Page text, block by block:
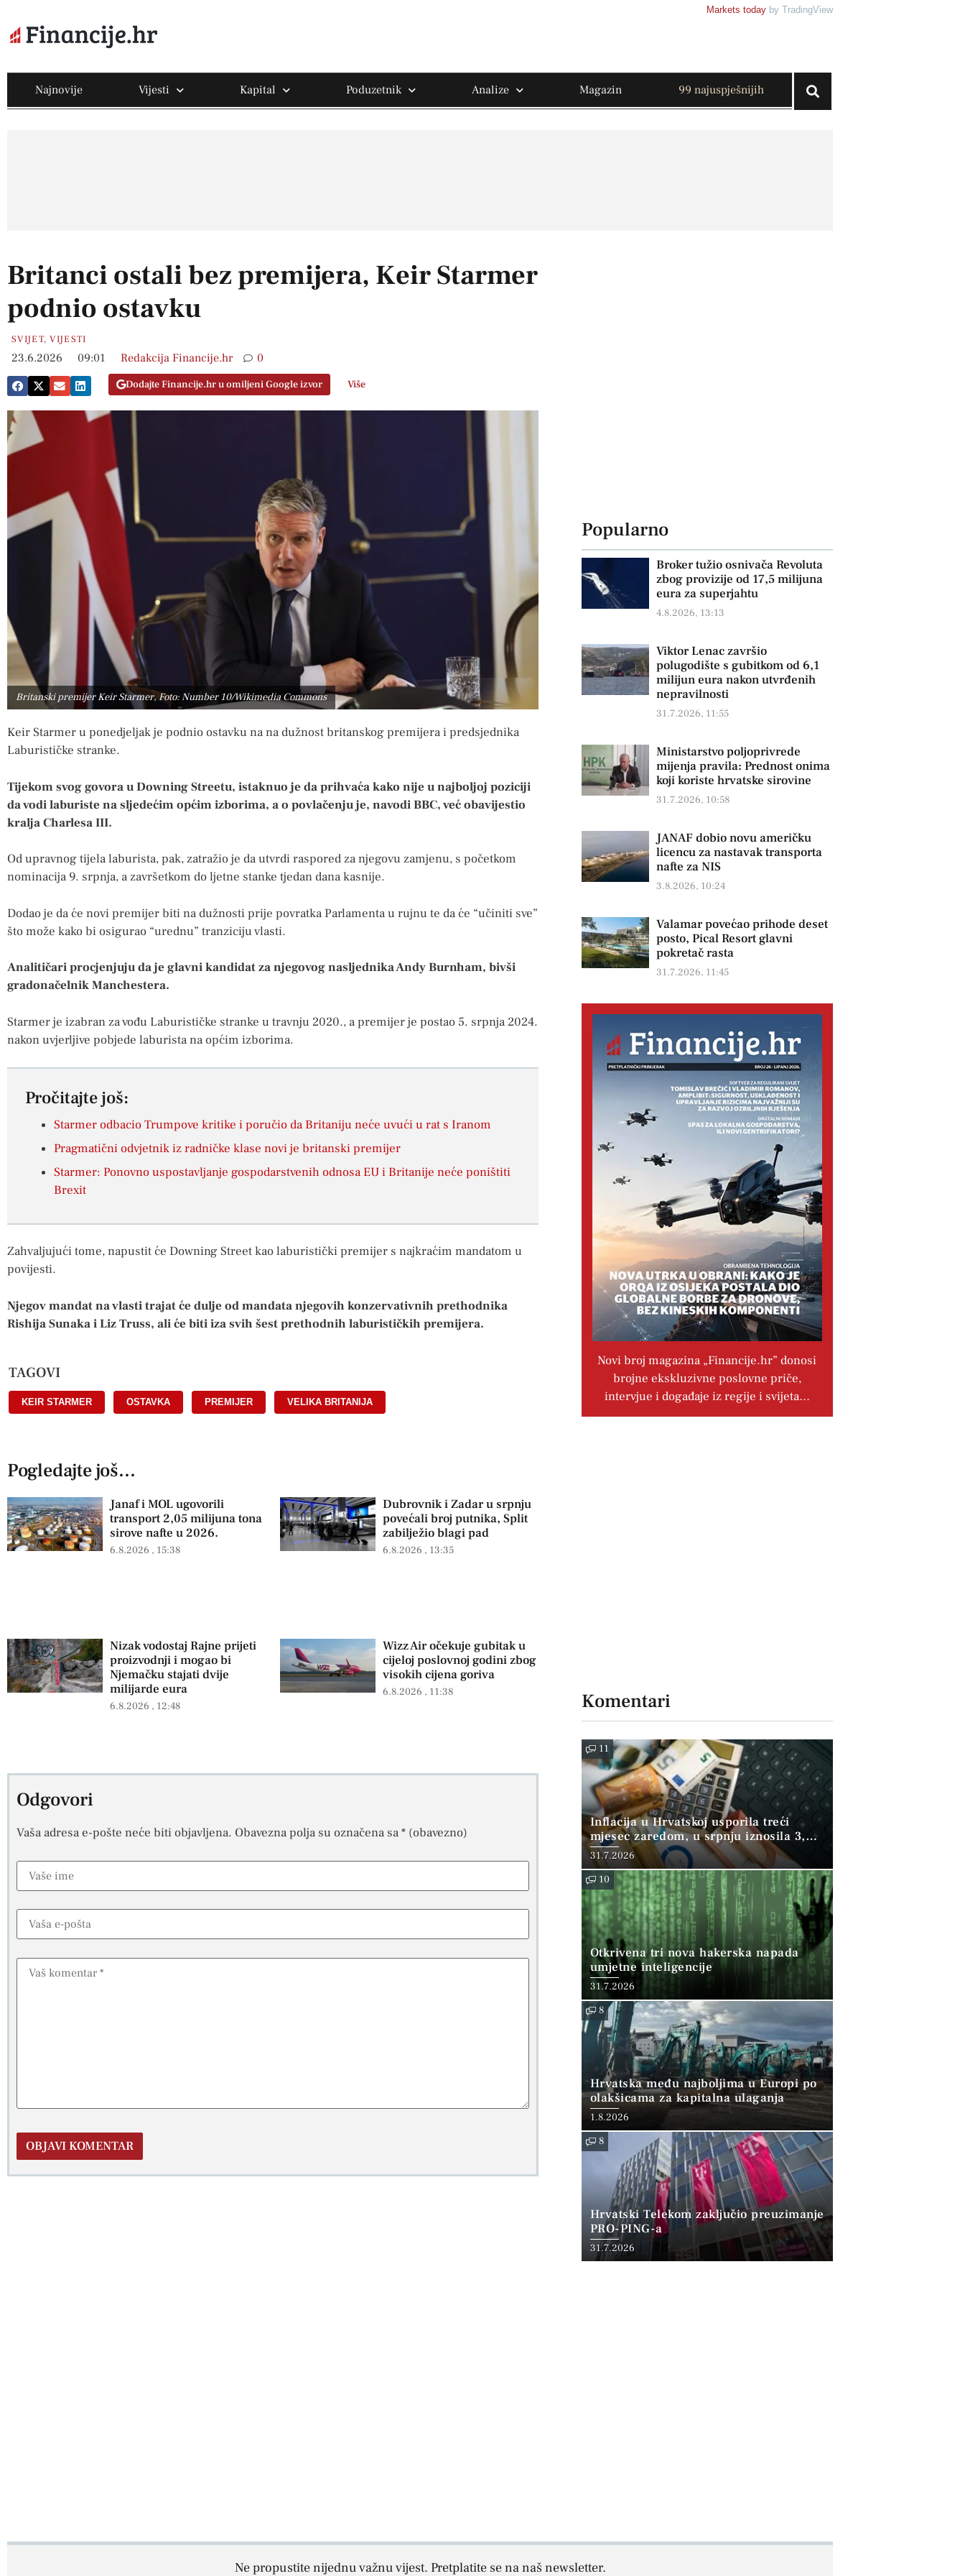
Markets today by TradingView
Najnovije Vijesti Kapital Poduzetnik Analize Magazin 99 najuspješnijih
Britanci ostali bez premijera, Keir Starmer
podnio ostavku
SVIJET,VIJESTI
23.6.2026 09:01 Redakcija Financije.hr 0
Dodajte Financije.hr u omiljeni Google izvor Više
Britanski premijer Keir Starmer, Foto: Number 10/Wikimedia Commons
Keir Starmer u ponedjeljak je podnio ostavku na na dužnost britanskog premijera i predsjednika
Laburističke stranke.
Tijekom svog govora u Downing Streetu, istaknuo je da prihvaća kako nije u najboljoj poziciji
da vodi laburiste na sljedećim općim izborima, a o povlačenju je, navodi BBC, već obavijestio
kralja Charlesa III.
Od upravnog tijela laburista, pak, zatražio je da utvrdi raspored za njegovu zamjenu, s početkom
nominacija 9. srpnja, a završetkom do ljetne stanke tjedan dana kasnije.
Dodao je da će novi premijer biti na dužnosti prije povratka Parlamenta u rujnu te da će “učiniti sve”
što može kako bi osigurao “urednu” tranziciju vlasti.
Analitičari procjenjuju da je glavni kandidat za njegovog nasljednika Andy Burnham, bivši
gradonačelnik Manchestera.
Starmer je izabran za vođu Laburističke stranke u travnju 2020., a premijer je postao 5. srpnja 2024.
nakon uvjerljive pobjede laburista na općim izborima.
Pročitajte još:
Starmer odbacio Trumpove kritike i poručio da Britaniju neće uvući u rat s Iranom
Pragmatični odvjetnik iz radničke klase novi je britanski premijer
Starmer: Ponovno uspostavljanje gospodarstvenih odnosa EU i Britanije neće poništiti
Brexit
Zahvaljujući tome, napustit će Downing Street kao laburistički premijer s najkraćim mandatom u
povijesti.
Njegov mandat na vlasti trajat će dulje od mandata njegovih konzervativnih prethodnika
Rishija Sunaka i Liz Truss, ali će biti iza svih šest prethodnih laburističkih premijera.
TAGOVI
KEIR STARMER OSTAVKA PREMIJER VELIKA BRITANIJA
Pogledajte još...
Janaf i MOL ugovorili
transport 2,05 milijuna tona
sirove nafte u 2026.
6.8.2026 15:38
Dubrovnik i Zadar u srpnju
povećali broj putnika, Split
zabilježio blagi pad
6.8.2026 13:35
Nizak vodostaj Rajne prijeti
proizvodnji i mogao bi
Njemačku stajati dvije
milijarde eura
6.8.2026 12:48
Wizz Air očekuje gubitak u
cijeloj poslovnoj godini zbog
visokih cijena goriva
6.8.2026 11:38
Odgovori
Vaša adresa e-pošte neće biti objavljena. Obavezna polja su označena sa* (obavezno)
Popularno
Broker tužio osnivača Revoluta
zbog provizije od 17,5 milijuna
eura za superjahtu
4.8.2026, 13:13
Viktor Lenac završio
polugodište s gubitkom od 6,1
milijun eura nakon utvrđenih
nepravilnosti
31.7.2026, 11:55
Ministarstvo poljoprivrede
mijenja pravila: Prednost onima
koji koriste hrvatske sirovine
31.7.2026, 10:58
JANAF dobio novu američku
licencu za nastavak transporta
nafte za NIS
3.8.2026, 10:24
Valamar povećao prihode deset
posto, Pical Resort glavni
pokretač rasta
31.7.2026, 11:45
Novi broj magazina „Financije.hr” donosi
brojne ekskluzivne poslovne priče,
intervjue i događaje iz regije i svijeta…
Komentari
11
Inflacija u Hrvatskoj usporila treći
mjesec zaredom, u srpnju iznosila 3,9
posto
31.7.2026
10
Otkrivena tri nova hakerska napada
umjetne inteligencije
31.7.2026
8
Hrvatska među najboljima u Europi po
olakšicama za kapitalna ulaganja
1.8.2026
8
Hrvatski Telekom zaključio preuzimanje
PRO-PING-a
31.7.2026
Ne propustite nijednu važnu vijest. Pretplatite se na naš newsletter.